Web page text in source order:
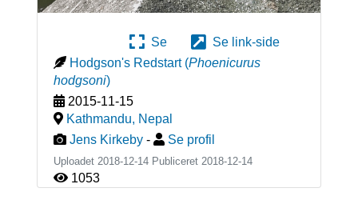
Se
Se link-side
Hodgson's Redstart (Phoenicurus
hodgsoni)
2015-11-15
Kathmandu, Nepal
Jens Kirkeby - Se profil
Uploadet 2018-12-14 Publiceret 2018-12-14
1053